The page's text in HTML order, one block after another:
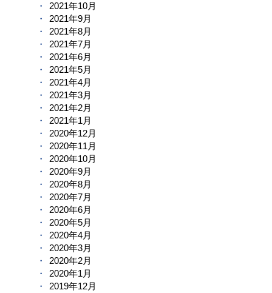
2021年10月
2021年9月
2021年8月
2021年7月
2021年6月
2021年5月
2021年4月
2021年3月
2021年2月
2021年1月
2020年12月
2020年11月
2020年10月
2020年9月
2020年8月
2020年7月
2020年6月
2020年5月
2020年4月
2020年3月
2020年2月
2020年1月
2019年12月